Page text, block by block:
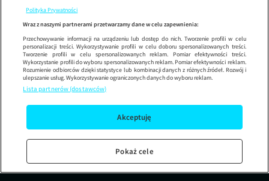
Polityka Prywatności
Wraz z naszymi partnerami przetwarzamy dane w celu zapewnienia:
Przechowywanie informacji na urządzeniu lub dostęp do nich. Tworzenie profili w celu
personalizacji treści. Wykorzystywanie profili w celu doboru spersonalizowanych treści.
Tworzenie profili w celu spersonalizowanych reklam. Pomiar efektywności treści.
Wykorzystanie profili do wyboru spersonalizowanych reklam. Pomiar efektywności reklam.
Rozumienie odbiorców dzięki statystyce lub kombinacji danych z różnych źródeł. Rozwój i
ulepszanie usług. Wykorzystywanie ograniczonych danych do wyboru reklam.
Lista partnerów (dostawców)
Akceptuję
Pokaż cele